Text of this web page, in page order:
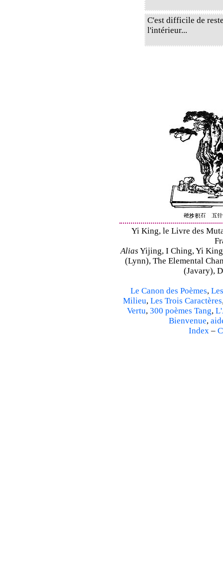
C'est difficile de
l'intérieur...
Yi King, le Livre des
Alias Yijing, I Ching, Yi
(Lynn), The Elemental
(Javary),
Le Canon des Poèmes,
Milieu, Les Trois Caractères
Vertu, 300 poèmes Tang,
Bienvenue,
Index–